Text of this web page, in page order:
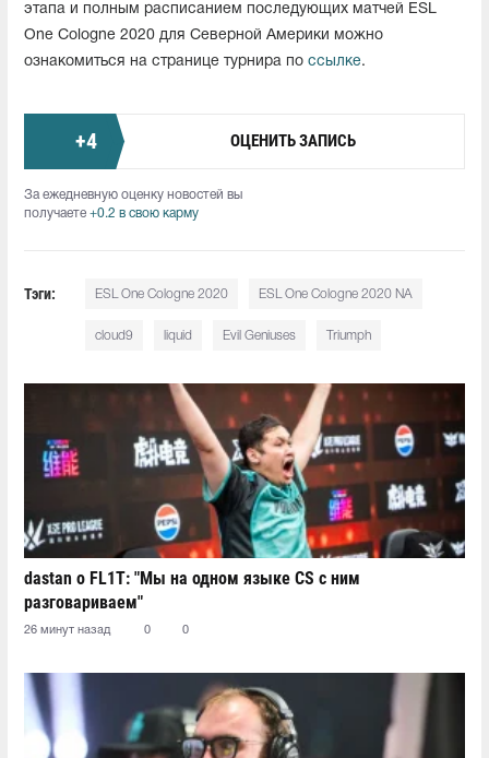
этапа и полным расписанием последующих матчей ESL
One Cologne 2020 для Северной Америки можно
ознакомиться на странице турнира по ссылке.
+4 ОЦЕНИТЬ ЗАПИСЬ
За ежедневную оценку новостей вы
получаете +0.2 в свою карму
Тэги: ESL One Cologne 2020 ESL One Cologne 2020 NA
cloud9 liquid Evil Geniuses Triumph
dastan о FL1T: "Мы на одном языке CS с ним
разговариваем"
26 минут назад 0 0